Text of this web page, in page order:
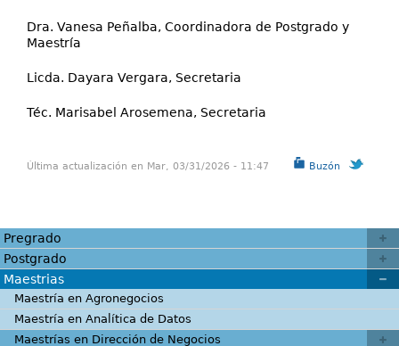
Dra. Vanesa Peñalba, Coordinadora de Postgrado y
Maestría
Licda. Dayara Vergara, Secretaria
Téc. Marisabel Arosemena, Secretaria
Buzón
Última actualización en Mar, 03/31/2026 - 11:47
Pregrado
Postgrado
Maestrias
Maestría en Agronegocios
Maestría en Analítica de Datos
Maestrías en Dirección de Negocios